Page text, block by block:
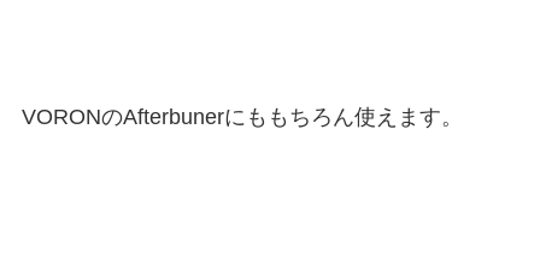
VORONのAfterbunerにももちろん使えます。